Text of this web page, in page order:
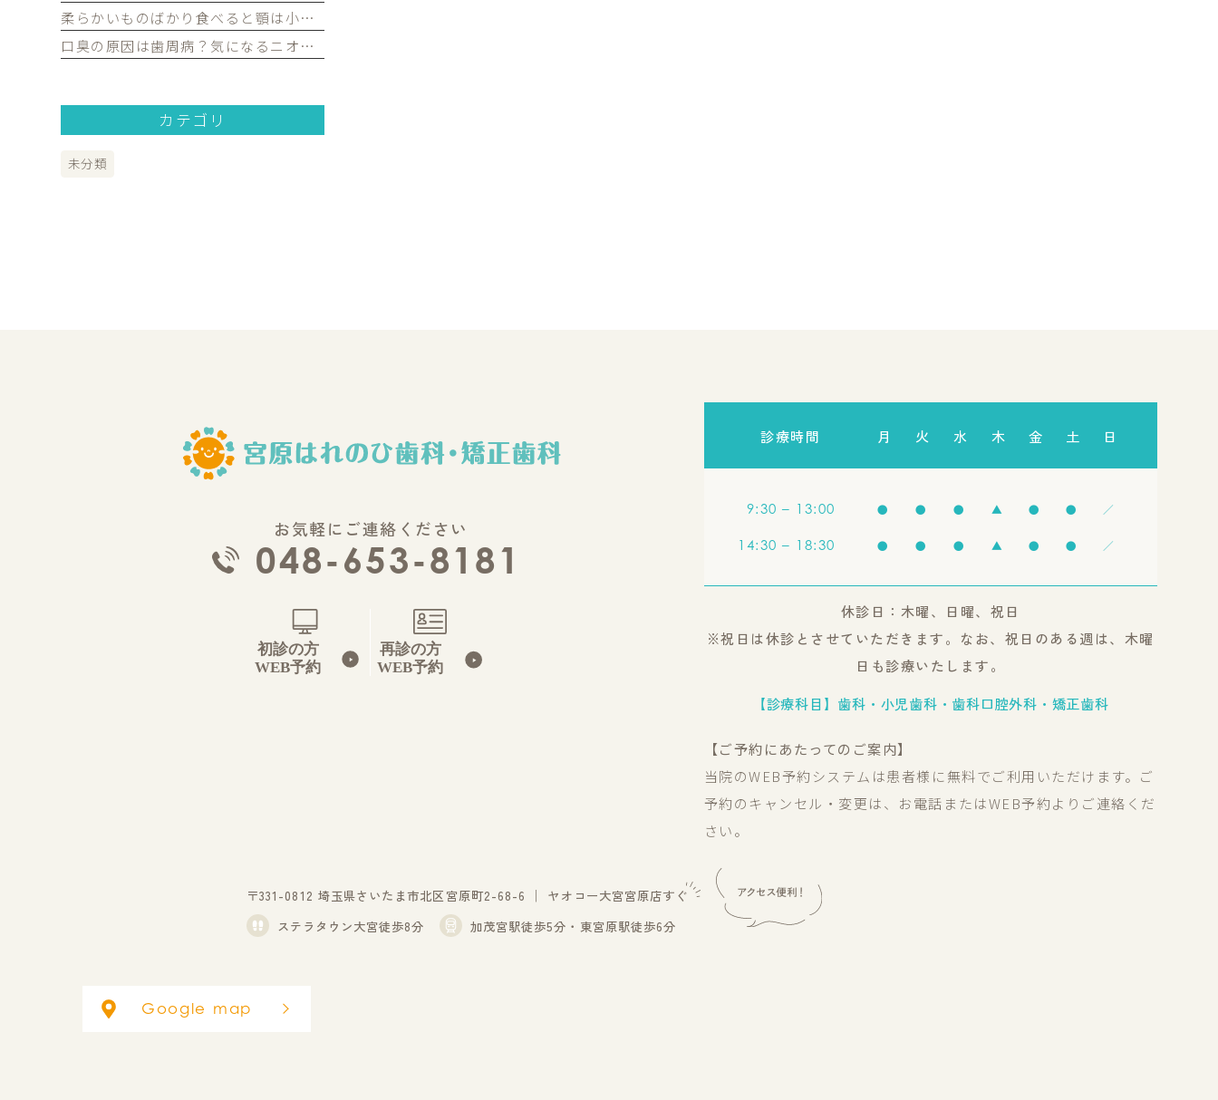
柔らかいものばかり食べると顎は小さくなる？子どもの歯並びとの関係を歯科医が解説｜宮原・さいたま市北区の歯医者
口臭の原因は歯周病？気になるニオイの原因や対策を歯科医が解説｜宮原・さいたま市北区の歯医者
カテゴリ
未分類
お気軽にご連絡ください
048-653-8181
診療時間 月 火 水 木 金 土 日
9:30 – 13:00 ● ● ● ▲ ● ● ／
14:30 – 18:30 ● ● ● ▲ ● ● ／
休診日：木曜、日曜、祝日
※祝日は休診とさせていただきます。なお、祝日のある週は、木曜
日も診療いたします。
【診療科目】歯科・小児歯科・歯科口腔外科・矯正歯科
【ご予約にあたってのご案内】
当院のWEB予約システムは患者様に無料でご利用いただけます。ご
予約のキャンセル・変更は、お電話またはWEB予約よりご連絡くだ
さい。
〒331-0812 埼玉県さいたま市北区宮原町2-68-6 │ ヤオコー大宮宮原店すぐ
ステラタウン大宮徒歩8分
加茂宮駅徒歩5分・東宮原駅徒歩6分
Google map